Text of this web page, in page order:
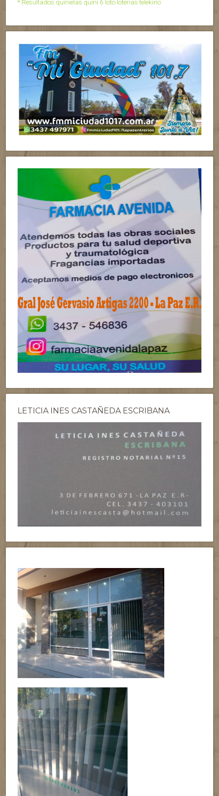
* Resultados quinielas quini 6 loto loterias telekino
LETICIA INES CASTAÑEDA ESCRIBANA